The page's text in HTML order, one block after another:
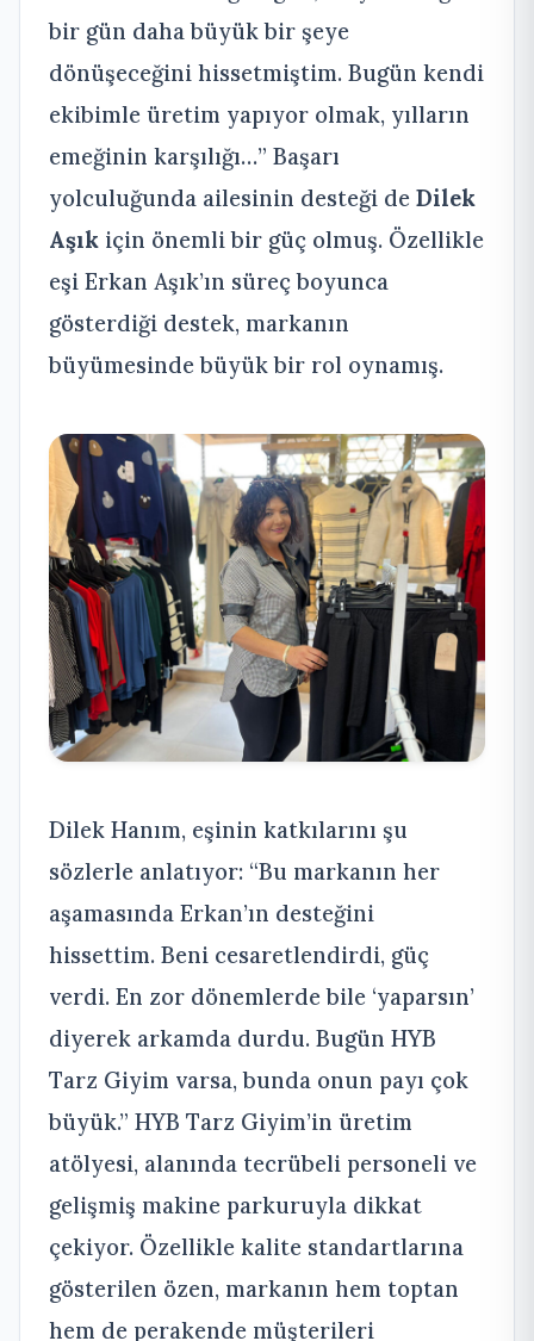
bir gün daha büyük bir şeye
dönüşeceğini hissetmiştim. Bugün kendi
ekibimle üretim yapıyor olmak, yılların
emeğinin karşılığı…” Başarı
yolculuğunda ailesinin desteği de Dilek
Aşık için önemli bir güç olmuş. Özellikle
eşi Erkan Aşık’ın süreç boyunca
gösterdiği destek, markanın
büyümesinde büyük bir rol oynamış.
Dilek Hanım, eşinin katkılarını şu
sözlerle anlatıyor: “Bu markanın her
aşamasında Erkan’ın desteğini
hissettim. Beni cesaretlendirdi, güç
verdi. En zor dönemlerde bile ‘yaparsın’
diyerek arkamda durdu. Bugün HYB
Tarz Giyim varsa, bunda onun payı çok
büyük.” HYB Tarz Giyim’in üretim
atölyesi, alanında tecrübeli personeli ve
gelişmiş makine parkuruyla dikkat
çekiyor. Özellikle kalite standartlarına
gösterilen özen, markanın hem toptan
hem de perakende müşterileri